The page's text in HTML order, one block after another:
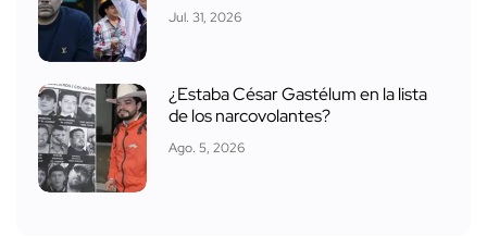
Jul. 31, 2026
¿Estaba César Gastélum en la lista
de los narcovolantes?
Ago. 5, 2026